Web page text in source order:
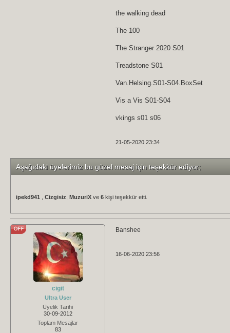
the walking dead
The 100
The Stranger 2020 S01
Treadstone S01
Van.Helsing.S01-S04.BoxSet
Vis a Vis S01-S04
vkings s01 s06
21-05-2020 23:34
Aşağıdaki üyelerimiz bu güzel mesaj için teşekkür ediyor;
ipekd941 Cizgisiz MuzuriX ve 6 kişi teşekkür etti.
cigit
Ultra User
Üyelik Tarihi
30-09-2012
Toplam Mesajlar
83
Banshee
16-06-2020 23:56